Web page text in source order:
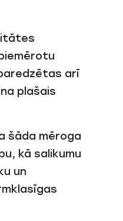
arī
plašais
šāda mēroga
kā salikumu
un